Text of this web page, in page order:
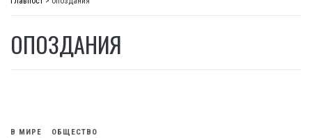
ОПОЗДАНИЯ
В МИРЕ ОБЩЕСТВО